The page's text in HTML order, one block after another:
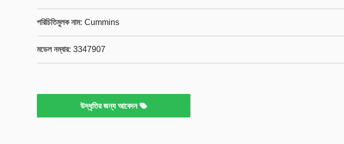
পরিচিতিমুলক নাম: Cummins
মডেল নম্বার: 3347907
উদ্ধৃতির জন্য আবেদন